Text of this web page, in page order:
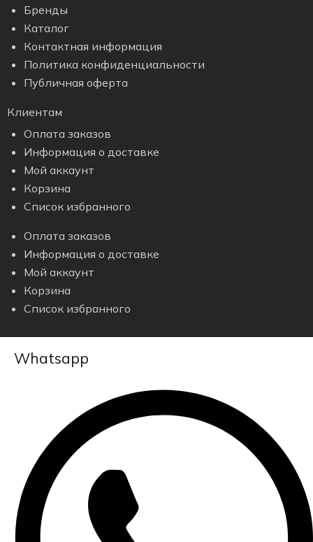
Бренды
Каталог
Контактная информация
Политика конфиденциальности
Публичная оферта
Клиентам
Оплата заказов
Информация о доставке
Мой аккаунт
Корзина
Список избранного
Оплата заказов
Информация о доставке
Мой аккаунт
Корзина
Список избранного
Whatsapp